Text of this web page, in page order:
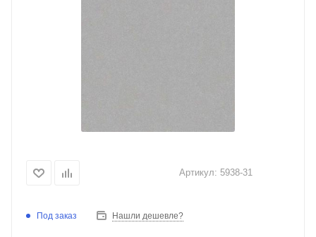
Артикул: 5938-31
Под заказ Нашли дешевле?